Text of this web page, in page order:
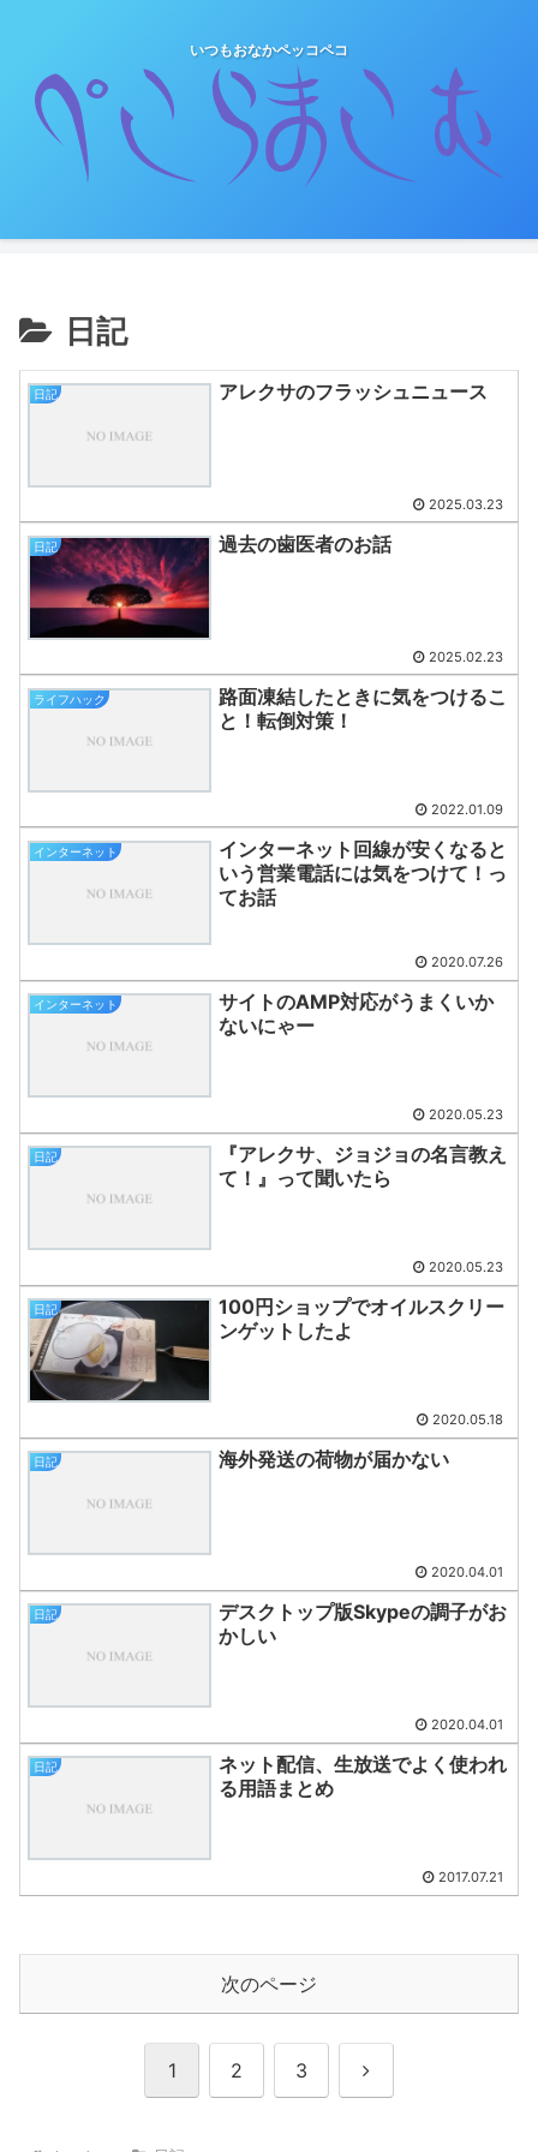
いつもおなかペッコペコ
日記
日記 アレクサのフラッシュニュース
2025.03.23
日記 過去の歯医者のお話
2025.02.23
ライフハック
路面凍結したときに気をつけるこ
と！転倒対策！
2022.01.09
インターネット
インターネット回線が安くなると
いう営業電話には気をつけて！っ
てお話
2020.07.26
インターネット
サイトのAMP対応がうまくいか
ないにゃー
2020.05.23
日記
『アレクサ、ジョジョの名言教え
て！』って聞いたら
2020.05.23
日記
100円ショップでオイルスクリー
ンゲットしたよ
2020.05.18
日記 海外発送の荷物が届かない
2020.04.01
日記
デスクトップ版Skypeの調子がお
かしい
2020.04.01
日記
ネット配信、生放送でよく使われ
る用語まとめ
2017.07.21
次のページ
1 2 3 次